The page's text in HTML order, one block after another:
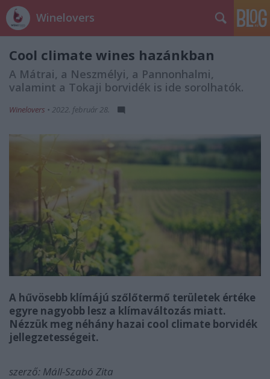
Winelovers
Cool climate wines hazánkban
A Mátrai, a Neszmélyi, a Pannonhalmi,
valamint a Tokaji borvidék is ide sorolhatók.
Winelovers • 2022. február 28.
A hűvösebb klímájú szőlőtermő területek értéke
egyre nagyobb lesz a klímaváltozás miatt.
Nézzük meg néhány hazai cool climate borvidék
jellegzetességeit.
szerző: Máll-Szabó Zita